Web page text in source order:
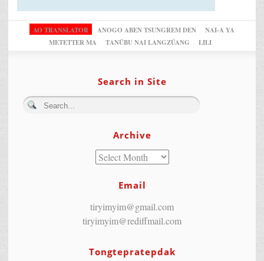
AO TRANSLATOR ANOGO ABEN TSUNGREM DEN
NAI-A YA
METETTER MA
TANÜBU NAI LANGZÜANG LILI
Search in Site
Archive
Email
tiryimyim@gmail.com
tiryimyim@rediffmail.com
Tongtepratepdak